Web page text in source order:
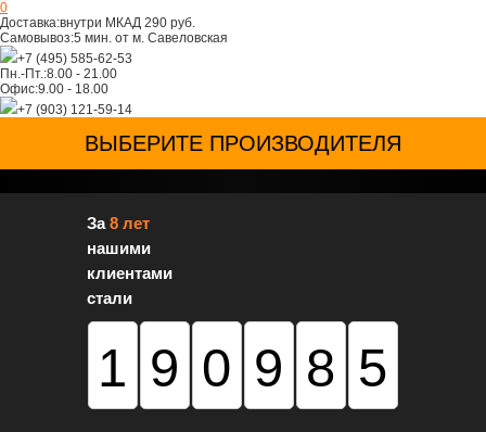
0
Доставка:внутри МКАД 290 руб.
Самовывоз:5 мин. от м. Савеловская
+7 (495) 585-62-53
Пн.-Пт.:8.00 - 21.00
Офис:9.00 - 18.00
+7 (903) 121-59-14
ВЫБЕРИТЕ ПРОИЗВОДИТЕЛЯ
За8 лет
нашими
клиентами
стали
190985